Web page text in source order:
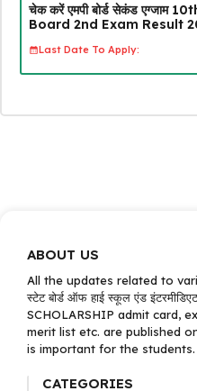
चेक करें एमपी बोर्ड सेकंड एग्जाम
Board 2nd Exam Result
Last Date To Apply:
ABOUT US
All the updates related to
स्टेट बोर्ड ऑफ हाई स्कूल एंड
SCHOLARSHIP admit card,
merit list etc. are published
is important for the students.
CATEGORIES